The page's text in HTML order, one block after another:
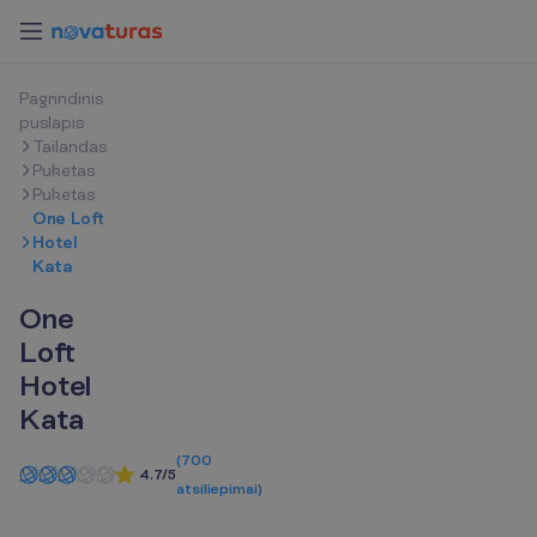
Pagrindinis
puslapis
Tailandas
Puketas
Puketas
One Loft
Hotel
Kata
One
Loft
Hotel
Kata
4.7/5
(700
atsiliepimai)